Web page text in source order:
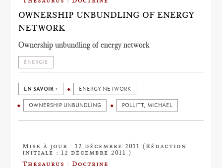
OWNERSHIP UNBUNDLING OF ENERGY
NETWORK
Ownership unbundling of energy network
ÉNERGIE
EN SAVOIR + ENERGY NETWORK
OWNERSHIP UNBUNDLING POLLITT, MICHAEL
Mise à jour : 12 décembre 2011 (Rédaction
initiale : 12 décembre 2011 )
Thesaurus : Doctrine